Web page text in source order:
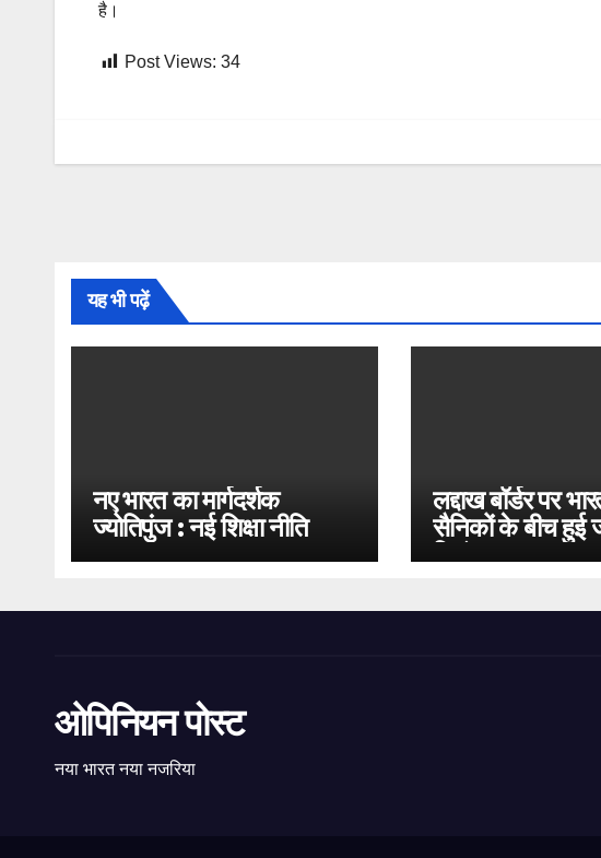
है।
Post Views: 34
यह भी पढ़ें
नए भारत का मार्गदर्शक
ज्योतिपुंज : नई शिक्षा नीति
2020
लद्दाख बॉर्डर पर
सैनिकों के बीच हुई
भिड़ंत
ओपिनियन पोस्ट
नया भारत नया नजरिया